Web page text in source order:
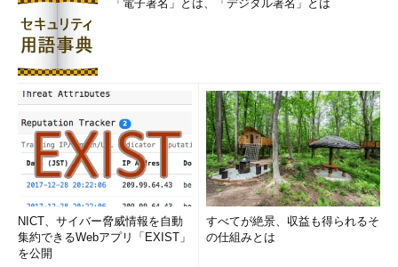
「電子署名」とは、「デジタル署名」とは
NICT、サイバー脅威情報を自動
集約できるWebアプリ「EXIST」
を公開
すべてが絶景、収益も得られるそ
の仕組みとは